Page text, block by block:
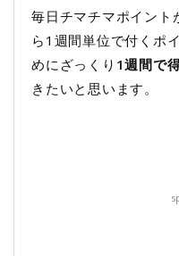
毎日チマチマポイント
ら1週間単位で付くポ
めにざっくり 1週間で
きたいと思います。